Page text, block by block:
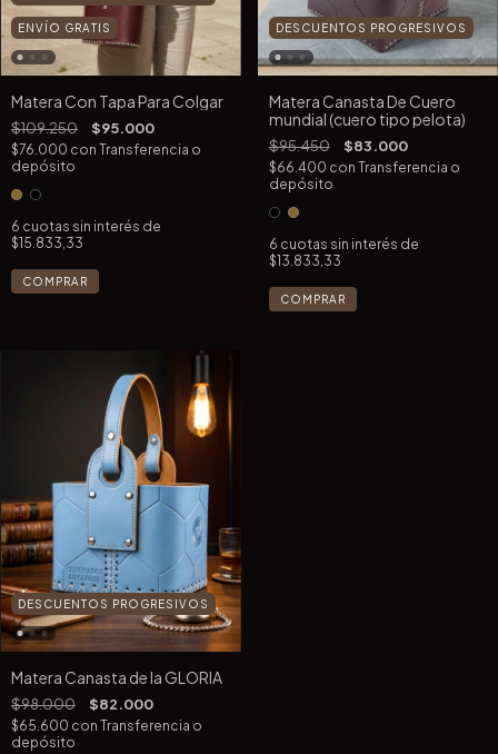
ENVÍO GRATIS
Matera Con Tapa Para Colgar
$109.250 $95.000
$76.000 con Transferencia o
depósito
6 cuotas sin interés de
$15.833,33
COMPRAR
DESCUENTOS PROGRESIVOS
Matera Canasta De Cuero
mundial (cuero tipo pelota)
$95.450 $83.000
$66.400 con Transferencia o
depósito
6 cuotas sin interés de
$13.833,33
COMPRAR
DESCUENTOS PROGRESIVOS
Matera Canasta de la GLORIA
$98.000 $82.000
$65.600 con Transferencia o
depósito